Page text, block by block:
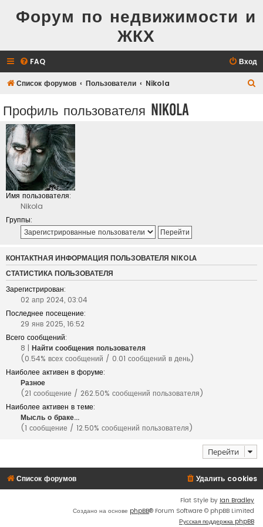
Форум по недвижимости и
ЖКХ
FAQ Вход
Список форумов Пользователи Nikola
Профиль пользователя Nikola
Имя пользователя:
Nikola
Группы:
КОНТАКТНАЯ ИНФОРМАЦИЯ ПОЛЬЗОВАТЕЛЯ NIKOLA
СТАТИСТИКА ПОЛЬЗОВАТЕЛЯ
Зарегистрирован:
02 апр 2024, 03:04
Последнее посещение:
29 янв 2025, 16:52
Всего сообщений:
8 | Найти сообщения пользователя
(0.54% всех сообщений / 0.01 сообщений в день)
Наиболее активен в форуме:
Разное
(21 сообщение / 262.50% сообщений пользователя)
Наиболее активен в теме:
Мысль о браке...
(1 сообщение / 12.50% сообщений пользователя)
Перейти
Список форумов Удалить cookies
Flat Style by Ian Bradley
Создано на основе phpBB® Forum Software © phpBB Limited
Русская поддержка phpBB